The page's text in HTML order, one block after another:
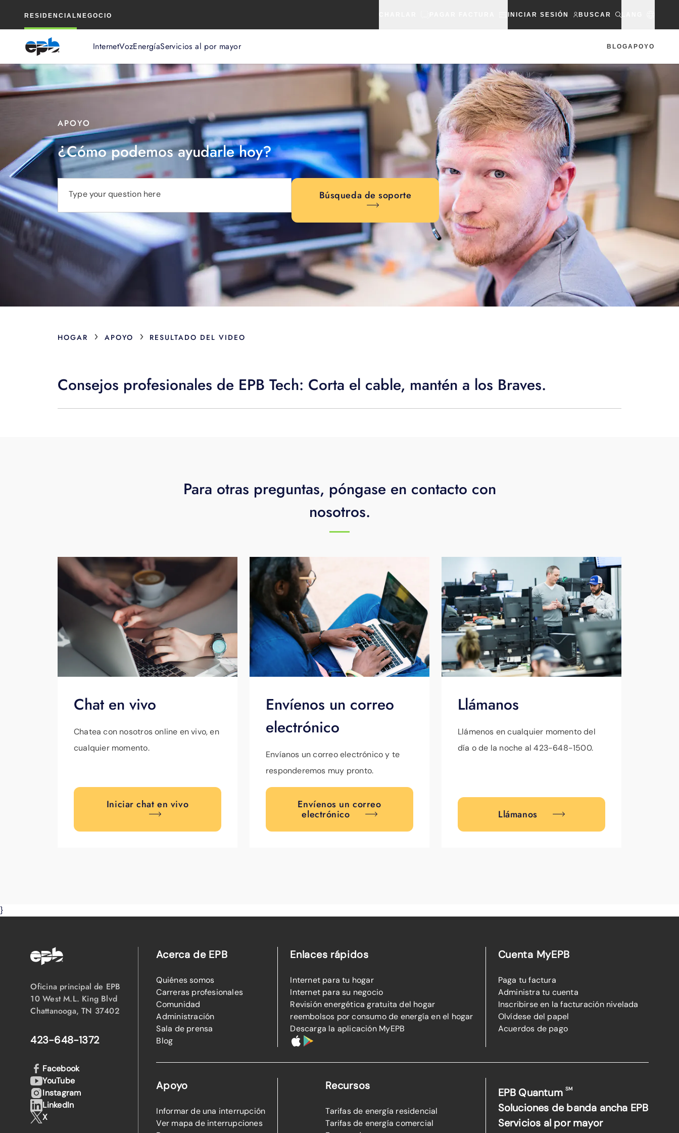
RESIDENCIAL NEGOCIO INICIAR SESIÓN BUSCAR
InternetVozEnergíaServicios al por mayor BLOGAPOYO
principal
APOYO
¿Cómo podemos ayudarle hoy?
Type your question here Búsqueda de soporte
HOGAR › APOYO › RESULTADO DEL VIDEO
Consejos profesionales de EPB Tech: Corta el cable, mantén a los Braves.
Para otras preguntas, póngase en contacto con
nosotros.
Chat en vivo
Chatea con nosotros online en vivo, en
cualquier momento.
Iniciar chat en vivo
Envíenos un correo
electrónico
Envíanos un correo electrónico y te
responderemos muy pronto.
Envíenos un correo
electrónico
Llámanos
Llámenos en cualquier momento del
día o de la noche al 423-648-1500.
Llámanos
}
Oficina principal de EPB
10 West M.L. King Blvd
Chattanooga, TN 37402
423-648-1372
Acerca de EPB
Quiénes somos
Carreras profesionales
Comunidad
Administración
Sala de prensa
Blog
Enlaces rápidos
Internet para tu hogar
Internet para su negocio
Revisión energética gratuita del hogar
reembolsos por consumo de energía en el hogar
Descarga la aplicación MyEPB
Cuenta MyEPB
Paga tu factura
Administra tu cuenta
Inscribirse en la facturación nivelada
Olvídese del papel
Acuerdos de pago
Apoyo
Informar de una interrupción
Ver mapa de interrupciones
Recursos
Tarifas de energía residencial
Tarifas de energía comercial
EPB QuantumSM
Soluciones de banda ancha EPB
Servicios al por mayor
Facebook
YouTube
Instagram
LinkedIn
X